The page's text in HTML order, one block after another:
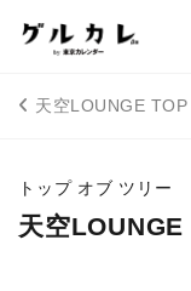
天空LOUNGE
トップ オブ ツリー
天空